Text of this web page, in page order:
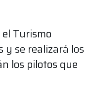
Turismo
y se realizará los
los pilotos que